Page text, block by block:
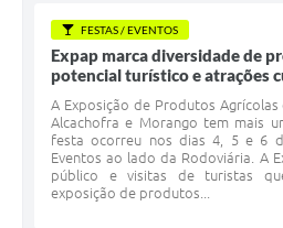
FESTAS / EVENTOS
Expap marca diversidade de
potencial turístico e atrações
A Exposição de Produtos Agrícolas
Alcachofra e Morango tem mais
festa ocorreu nos dias 4, 5 e 6
Eventos ao lado da Rodoviária. A
público e visitas de turistas
exposição de produtos...